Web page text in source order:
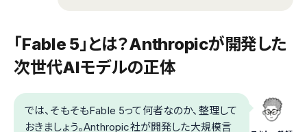
「Fable 5」とは？Anthropicが開発した
次世代AIモデルの正体
では、そもそもFable 5って何者なのか、整理して
おきましょう。Anthropic社が開発した大規模言